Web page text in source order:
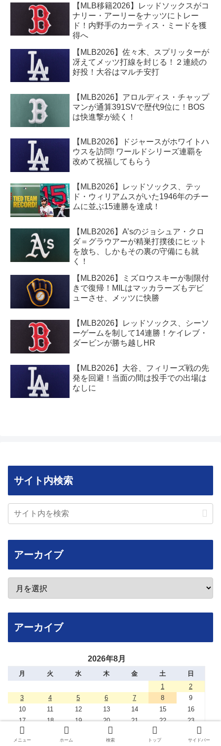
【MLB移籍2026】レッドソックスがコ
ナリー・アーリーをナッツにトレー
ド！内野手のカーティス・ミードを獲
得へ
【MLB2026】佐々木、スプリッターが
冴えてメッツ打線を封じる！２連続の
好投！大谷はマルチ安打
【MLB2026】アロルディス・チャップ
マンが通算391SVで歴代9位に！BOS
は快進撃が続く！
【MLB2026】ドジャースがホワイトハ
ウスを訪問! ワールドシリーズ連覇を
改めて祝福してもらう
【MLB2026】レッドソックス、テッ
ド・ウィリアムスがいた1946年のチー
ムに並ぶ15連勝を達成！
【MLB2026】A’sのジョシュア・クロ
ダ＝グラウアーが精巣打撲後にヒット
を放ち、しかもその裏の守備にも就
く！
【MLB2026】ミズロウスキーが制限付
きで復帰！MILはマッカラーズもデビ
ューさせ、メッツに快勝
【MLB2026】レッドソックス、シーソ
ーゲームを制して14連勝！ケイレブ・
ダービンが勝ち越しHR
【MLB2026】大谷、フィリーズ戦の先
発を回避！当面の間は投手での出場は
なしに
サイト内検索
アーカイブ
アーカイブ
2026年8月
月 火 水 木 金 土
日
1
2
3
4 5 6 7 8
9
10
11 12 13 14 15
16
17
18 19 20 21 22
23
24
27
31
メニュー ホーム 検索 トップ サイドバー